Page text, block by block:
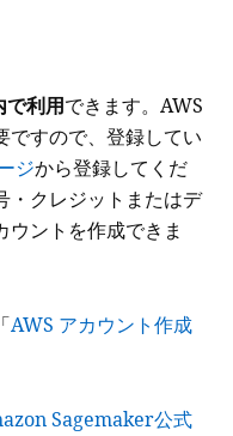
で利用できます。AWS
ですので、登録してい
ジから登録してくだ
・クレジットまたはデ
ウントを作成できま
AWS アカウント作成
Sagemaker公式